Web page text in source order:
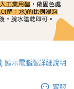
顯示電腦版詳細說明
客服